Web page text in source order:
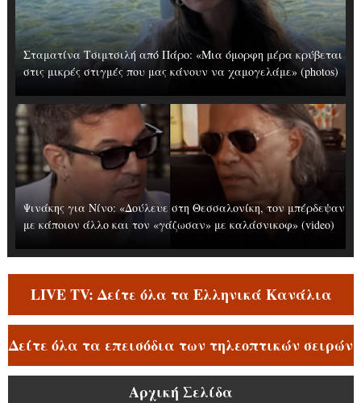
Σταματίνα Τσιμτσιλή από Πάρο: «Μια όμορφη μέρα κρύβεται
στις μικρές στιγμές που μας κάνουν να χαμογελάμε» (photos)
Ψινάκης για Νίνο: «Δούλευε στη Θεσσαλονίκη, τον μπέρδεψαν
με κάποιον άλλο και τον «γάζωσαν» με καλάσνικοφ» (video)
LIVE TV: Δείτε όλα τα Ελληνικά Κανάλια
Δείτε όλα τα επεισόδια των τηλεοπτικών σειρών
Αρχική Σελίδα